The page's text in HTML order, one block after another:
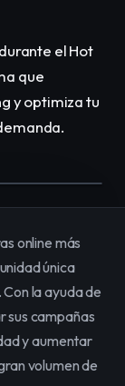
el Hot
que
y optimiza tu
online más
única
la ayuda de
sus campañas
y aumentar
volumen de